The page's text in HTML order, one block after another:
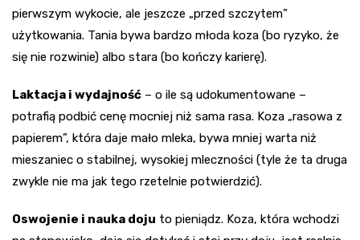
pierwszym wykocie, ale jeszcze „przed szczytem”
użytkowania. Tania bywa bardzo młoda koza (bo ryzyko, że
się nie rozwinie) albo stara (bo kończy karierę).
Laktacja i wydajność – o ile są udokumentowane –
potrafią podbić cenę mocniej niż sama rasa. Koza „rasowa z
papierem”, która daje mało mleka, bywa mniej warta niż
mieszaniec o stabilnej, wysokiej mleczności (tyle że ta druga
zwykle nie ma jak tego rzetelnie potwierdzić).
Oswojenie i nauka doju to pieniądz. Koza, która wchodzi